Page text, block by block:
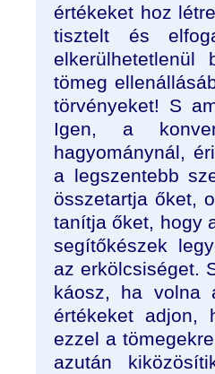
értékeket hoz
tisztelt és
tömeg
törvényeket! S
Igen, a
hagyománynál,
a legszentebb
összetartja őket,
tanítja őket, hogy
segítőkészek
az erkölcsiséget.
káosz, ha volna
értékeket adjon,
ezzel a
azután